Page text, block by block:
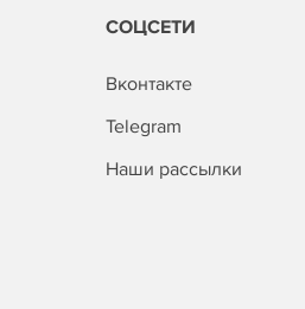
СОЦСЕТИ
Вконтакте
Telegram
Наши рассылки